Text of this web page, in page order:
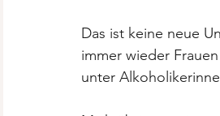
Das ist keine neue
immer wieder
unter